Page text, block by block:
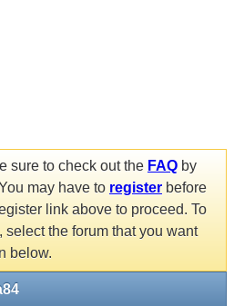
sure to check out the FAQ by
may have to register before
link above to proceed. To
the forum that you want
below.